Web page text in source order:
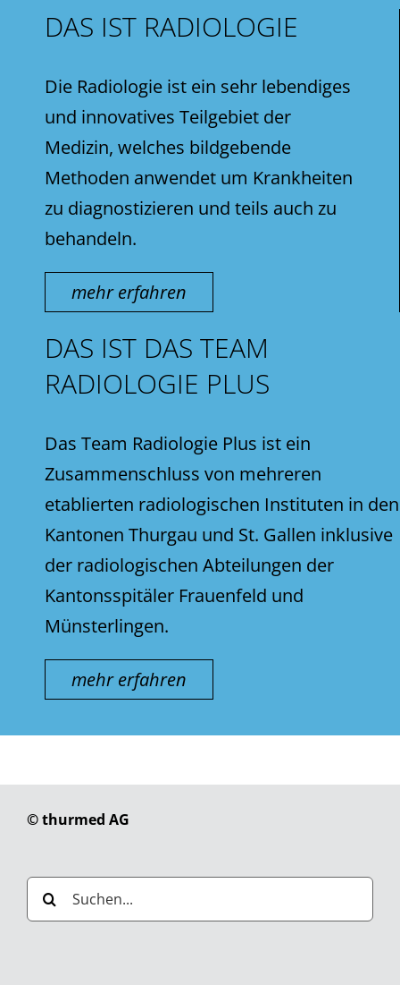
DAS IST RADIOLOGIE
Die Radiologie ist ein sehr lebendiges
und innovatives Teilgebiet der
Medizin, welches bildgebende
Methoden anwendet um Krankheiten
zu diagnostizieren und teils auch zu
behandeln.
mehr erfahren
DAS IST DAS TEAM
RADIOLOGIE PLUS
Das Team Radiologie Plus ist ein
Zusammenschluss von mehreren
etablierten radiologischen Instituten in den
Kantonen Thurgau und St. Gallen inklusive
der radiologischen Abteilungen der
Kantonsspitäler Frauenfeld und
Münsterlingen.
mehr erfahren
© thurmed AG
Suche
nach: